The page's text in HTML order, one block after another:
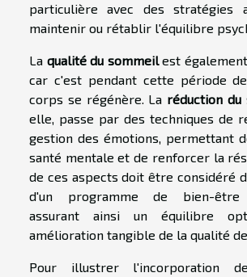
particulière avec des stratégies
maintenir ou rétablir l'équilibre
La qualité du sommeilest
car c'est pendant cette période
corps se régénère. La réduction du
elle, passe par des techniques de
gestion des émotions, permettant
santé mentale et de renforcer la
de ces aspects doit être considéré
d'un programme de bien-être
assurant ainsi un équilibre
amélioration tangible de la qualité
Pour illustrer l'incorporation